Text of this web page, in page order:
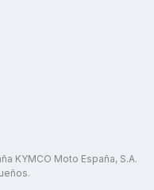
KYMCO Moto España, S.A.